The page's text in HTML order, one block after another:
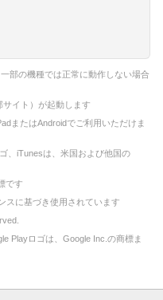
部の機種では正常に動作しない場合
サイト）が起動します
またはAndroidでご利用いただけま
、iTunesは、米国および他国の
です
スに基づき使用されています
Playロゴは、Google Inc.の商標ま